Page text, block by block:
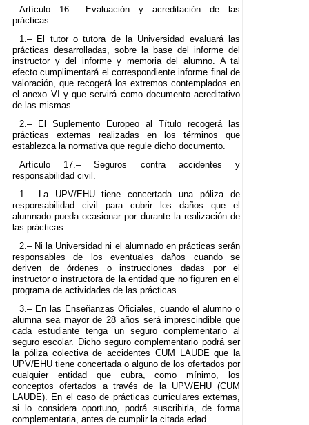
Artículo 16.– Evaluación y acreditación de las
prácticas.
1.– El tutor o tutora de la Universidad evaluará las
prácticas desarrolladas, sobre la base del informe del
instructor y del informe y memoria del alumno. A tal
efecto cumplimentará el correspondiente informe final de
valoración, que recogerá los extremos contemplados en
el anexo VI y que servirá como documento acreditativo
de las mismas.
2.– El Suplemento Europeo al Título recogerá las
prácticas externas realizadas en los términos que
establezca la normativa que regule dicho documento.
Artículo 17.– Seguros contra accidentes y
responsabilidad civil.
1.– La UPV/EHU tiene concertada una póliza de
responsabilidad civil para cubrir los daños que el
alumnado pueda ocasionar por durante la realización de
las prácticas.
2.– Ni la Universidad ni el alumnado en prácticas serán
responsables de los eventuales daños cuando se
deriven de órdenes o instrucciones dadas por el
instructor o instructora de la entidad que no figuren en el
programa de actividades de las prácticas.
3.– En las Enseñanzas Oficiales, cuando el alumno o
alumna sea mayor de 28 años será imprescindible que
cada estudiante tenga un seguro complementario al
seguro escolar. Dicho seguro complementario podrá ser
la póliza colectiva de accidentes CUM LAUDE que la
UPV/EHU tiene concertada o alguno de los ofertados por
cualquier entidad que cubra, como mínimo, los
conceptos ofertados a través de la UPV/EHU (CUM
LAUDE). En el caso de prácticas curriculares externas,
si lo considera oportuno, podrá suscribirla, de forma
complementaria, antes de cumplir la citada edad.